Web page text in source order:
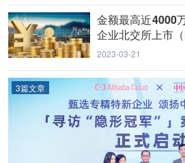
金额最高近4000
企业北交所上市（
2023-03-21
3篇文章